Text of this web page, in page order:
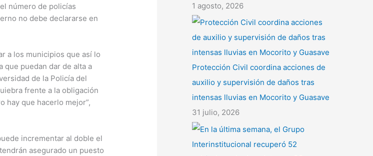
número de policías
no debe declararse en
a los municipios que así lo
que puedan dar de alta a
de la Policía del
frente a la obligación
hay que hacerlo mejor”,
incrementar al doble el
asegurado un puesto
1 agosto, 2026
Protección Civil coordina acciones de
auxilio y supervisión de daños tras
intensas lluvias en Mocorito y Guasave
31 julio, 2026